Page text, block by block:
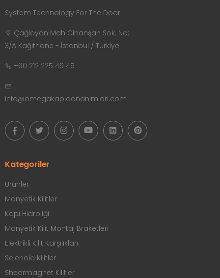
System Technology For The Door
Çağlayan Mah Cihanşah Sok. No:
3/A Kağıthane - İstanbul / Türkiye
+90 212 225 49 45
info@omegakapidonanimlari.com
Kategoriler
Ürünler
Manyetik Kilitler
Kapı Hidroliği
Manyetik Kilit Montaj Braketleri
Elektrikli Kilit Karşılıkları
Selenoid Kilitler
Shearmagnet Kilitler